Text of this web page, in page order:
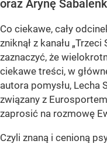
oraz Arynę
Co ciekawe, cały
zniknął z kanału
zaznaczyć, że
ciekawe treści, w
autora pomysłu, Lecha
związany z
zaprosić na rozmowę
Czyli znaną i cenioną